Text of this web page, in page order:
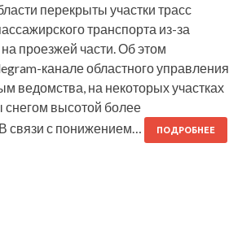
перекрыты участки трасс
транспорта из-за
проезжей части. Об этом
канале областного управления
ведомства, на некоторых участках
снегом высотой более
связи с понижением…
ПОДРОБНЕЕ